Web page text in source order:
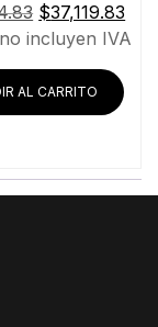
El
precio
original
era:
$39,594.83.
$37,119.83
incluyen IVA
AL CARRITO